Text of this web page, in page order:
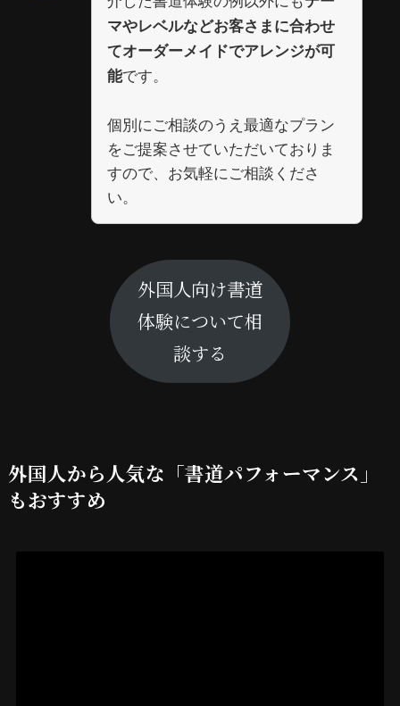
マやレベルなどお客さまに合わせ
てオーダーメイドでアレンジが可
能です。
個別にご相談のうえ最適なプラン
をご提案させていただいておりま
すので、お気軽にご相談くださ
い。
外国人向け書道
体験について相
談する
外国人から人気な「書道パフォーマンス」
もおすすめ